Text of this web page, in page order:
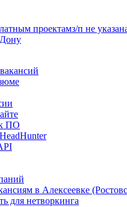
проектамз/п не
ПО
в Алексеевке
для нетворкинга